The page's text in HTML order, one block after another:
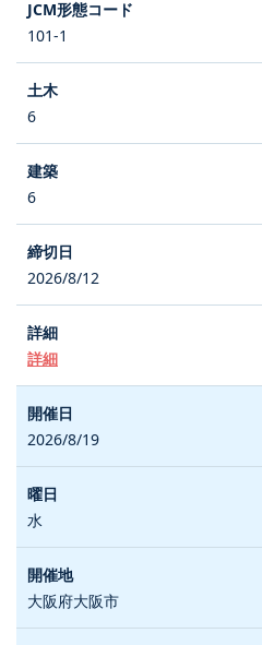
101-1
6
6
2026/8/12
詳細
2026/8/19
水
大阪府大阪市